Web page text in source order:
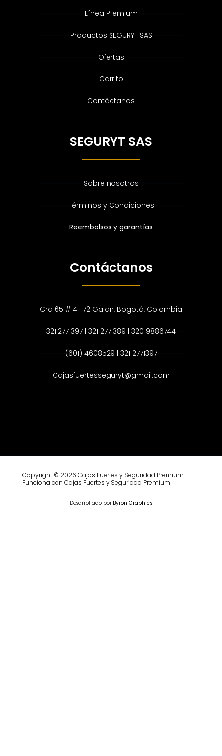
Línea Premium
Productos SEGURYT SAS
Ofertas
Carrito
Contáctanos
SEGURYT SAS
Sobre nosotros
Términos y Condiciones
Reembolsos y garantías
Contáctanos
Cra 65 # 4 -72 Galan, Bogotá, Colombia
321 2771397 | 321 2771389 | 320 9886744
(601) 4608529 | 321 2771397
Cajasfuertesseguryt@gmail.com
Copyright © 2026 Cajas Fuertes y Seguridad Premium |
Funciona con Cajas Fuertes y Seguridad Premium
Desarrollado por Byron Graphics